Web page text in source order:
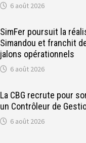
6 août 2026
SimFer poursuit la
Simandou et franchit
jalons opérationnels
6 août 2026
La CBG recrute pour
un Contrôleur de
6 août 2026